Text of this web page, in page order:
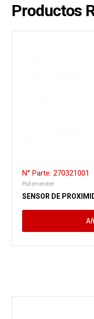
Productos
N° Parte: 270321001
Putzmeister
SENSOR DE